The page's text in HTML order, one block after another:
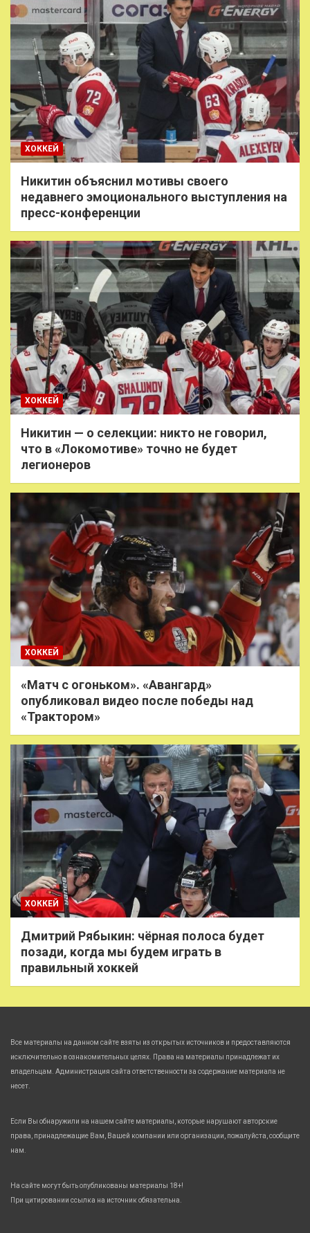
ХОККЕЙ
Никитин объяснил мотивы своего
недавнего эмоционального выступления на
пресс-конференции
ХОККЕЙ
Никитин — о селекции: никто не говорил,
что в «Локомотиве» точно не будет
легионеров
ХОККЕЙ
«Матч с огоньком». «Авангард»
опубликовал видео после победы над
«Трактором»
ХОККЕЙ
Дмитрий Рябыкин: чёрная полоса будет
позади, когда мы будем играть в
правильный хоккей
Все материалы на данном сайте взяты из открытых источников и предоставляются
исключительно в ознакомительных целях. Права на материалы принадлежат их
владельцам. Администрация сайта ответственности за содержание материала не
несет.
Если Вы обнаружили на нашем сайте материалы, которые нарушают авторские
права, принадлежащие Вам, Вашей компании или организации, пожалуйста, сообщите
нам.
На сайте могут быть опубликованы материалы 18+!
При цитировании ссылка на источник обязательна.